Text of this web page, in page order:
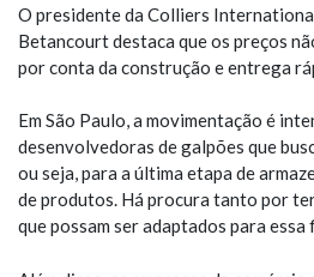
O presidente da Colliers
Betancourt destaca que os preços
por conta da construção e entrega
Em São Paulo, a movimentação é
desenvolvedoras de galpões que
ou seja, para a última etapa de
de produtos. Há procura tanto por
que possam ser adaptados para essa